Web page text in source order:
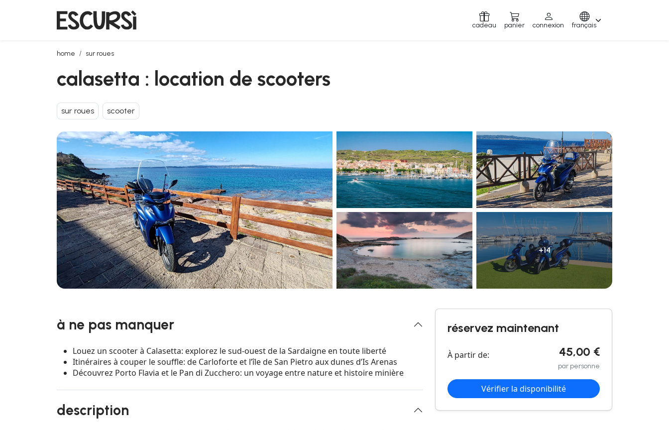
cadeau panier connexion français
home sur roues
calasetta : location de scooters
calasetta : location de scooters
sur roues scooter
+14
à ne pas manquer
Louez un scooter à Calasetta: explorez le sud-ouest de la Sardaigne en toute liberté
Itinéraires à couper le souffle: de Carloforte et l’île de San Pietro aux dunes d’Is Arenas
Découvrez Porto Flavia et le Pan di Zucchero: un voyage entre nature et histoire minière
description
réservez maintenant
À partir de: 45,00 €
par personne
Vérifier la disponibilité